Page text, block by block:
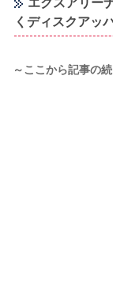
くディスクアッ
～ここから記事の